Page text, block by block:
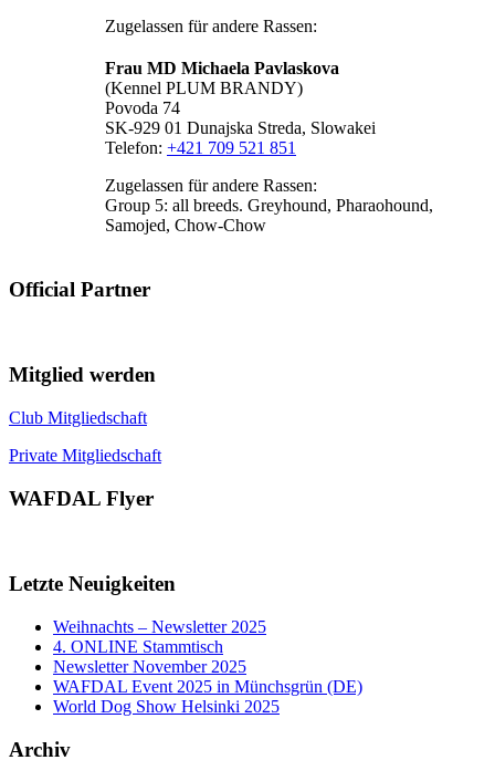
Zugelassen für andere Rassen:
Frau MD Michaela Pavlaskova
(Kennel PLUM BRANDY)
Povoda 74
SK-929 01 Dunajska Streda, Slowakei
Telefon: +421 709 521 851
Zugelassen für andere Rassen:
Group 5: all breeds. Greyhound, Pharaohound,
Samojed, Chow-Chow
Official Partner
Mitglied werden
Club Mitgliedschaft
Private Mitgliedschaft
WAFDAL Flyer
Letzte Neuigkeiten
Weihnachts – Newsletter 2025
4. ONLINE Stammtisch
Newsletter November 2025
WAFDAL Event 2025 in Münchsgrün (DE)
World Dog Show Helsinki 2025
Archiv